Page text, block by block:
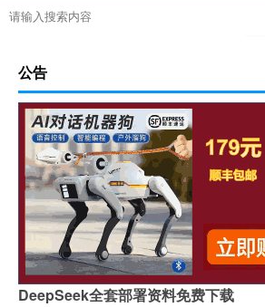
公告
DeepSeek全套部署资料免费下载